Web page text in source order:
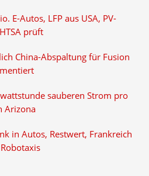
E-Autos, LFP aus USA, PV-
prüft
China-Abspaltung für Fusion
sauberen Strom pro
Arizona
in Autos, Restwert, Frankreich